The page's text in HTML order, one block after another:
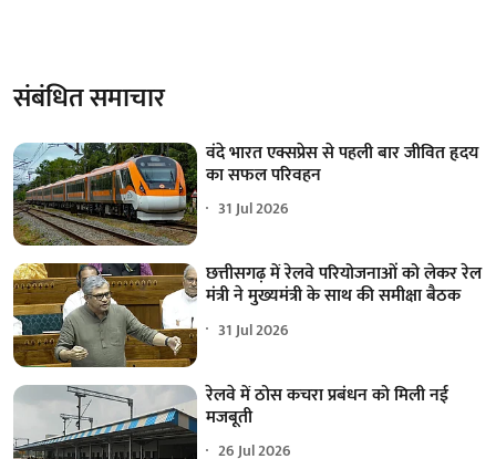
संबंधित समाचार
वंदे भारत एक्सप्रेस से पहली बार जीवित हृदय
का सफल परिवहन
31 Jul 2026
छत्तीसगढ़ में रेलवे परियोजनाओं को लेकर रेल
मंत्री ने मुख्यमंत्री के साथ की समीक्षा बैठक
31 Jul 2026
रेलवे में ठोस कचरा प्रबंधन को मिली नई
मजबूती
26 Jul 2026